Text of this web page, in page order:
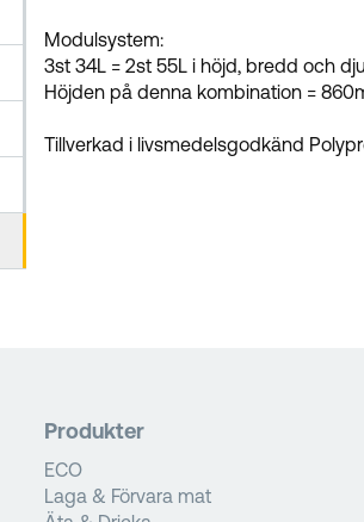
Modulsystem:
3st 34L = 2st 55L i höjd, bredd och
Höjden på denna kombination =
Tillverkad i livsmedelsgodkänd
Produkter
ECO
Laga & Förvara mat